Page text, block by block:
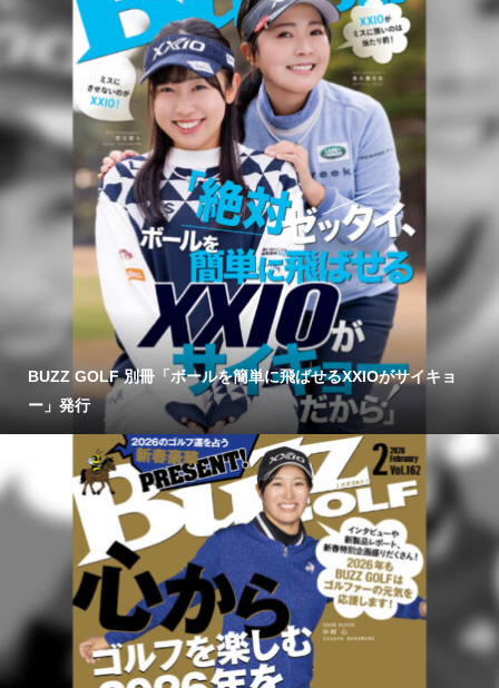
BUZZ GOLF 別冊「ボールを簡単に飛ばせるXXIOがサイキョ
ー」発行